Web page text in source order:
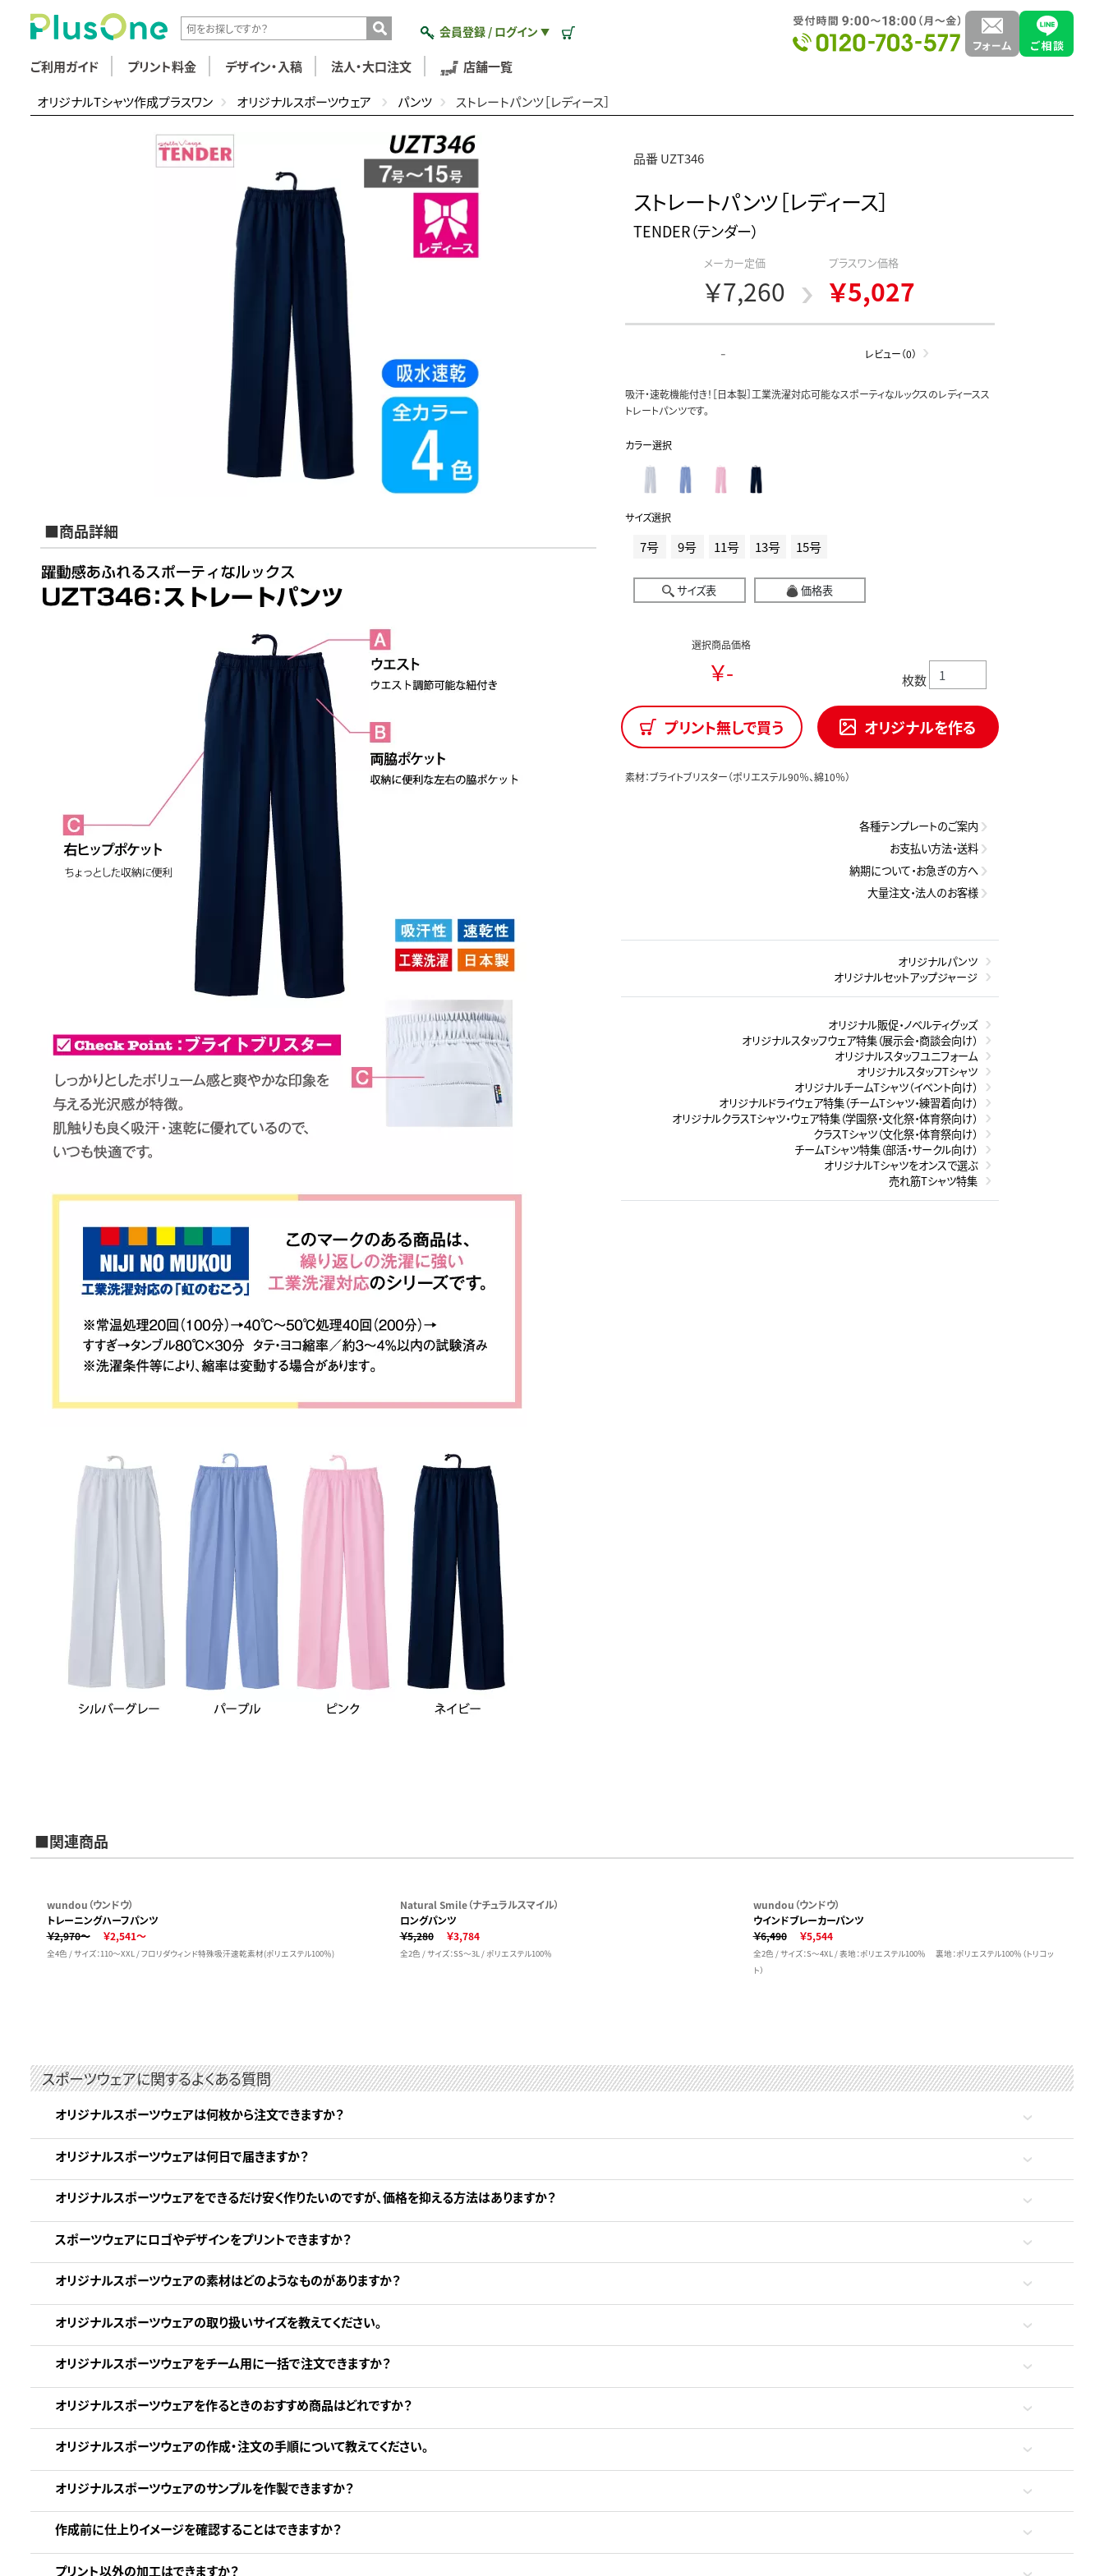
会員登録 / ログイン ▼
ご利用ガイド プリント料金 デザイン・入稿 法人・大口注文 店舗一覧
オリジナルTシャツ作成プラスワン オリジナルスポーツウェア パンツ ストレートパンツ［レディース］
■商品詳細
品番 UZT346
ストレートパンツ［レディース］
TENDER（テンダー）
メーカー定価
￥7,260
プラスワン価格
￥5,027
- レビュー（0）
吸汗・速乾機能付き！［日本製］工業洗濯対応可能なスポーティなルックスのレディースス
トレートパンツです。
カラー選択
サイズ選択
7号 9号 11号 13号 15号
サイズ表 価格表
選択商品価格
￥- 枚数
プリント無しで買う オリジナルを作る
素材：ブライトブリスター（ポリエステル90％、綿10％）
各種テンプレートのご案内
お支払い方法・送料
納期について・お急ぎの方へ
大量注文・法人のお客様
オリジナルパンツ
オリジナルセットアップジャージ
オリジナル販促・ノベルティグッズ
オリジナルスタッフウェア特集（展示会・商談会向け）
オリジナルスタッフユニフォーム
オリジナルスタッフTシャツ
オリジナルチームTシャツ（イベント向け）
オリジナルドライウェア特集（チームTシャツ・練習着向け）
オリジナルクラスTシャツ・ウェア特集（学園祭・文化祭・体育祭向け）
クラスTシャツ（文化祭・体育祭向け）
チームTシャツ特集（部活・サークル向け）
オリジナルTシャツをオンスで選ぶ
売れ筋Tシャツ特集
■関連商品
wundou（ウンドウ）
トレーニングハーフパンツ
￥2,970～
￥2,541～
全4色 / サイズ：110～XXL / フロリダウィンド特殊吸汗速乾素材(ポリエステル100％)
Natural Smile（ナチュラルスマイル）
ロングパンツ
￥5,280
￥3,784
全2色 / サイズ：SS～3L / ポリエステル100％
wundou（ウンドウ）
ウインドブレーカーパンツ
￥6,490
￥5,544
全2色 / サイズ：S～4XL / 表地：ポリエステル100％ 裏地：ポリエステル100％（トリコッ
ト）
スポーツウェアに関するよくある質問
オリジナルスポーツウェアは何枚から注文できますか？
オリジナルスポーツウェアは何日で届きますか？
オリジナルスポーツウェアをできるだけ安く作りたいのですが、価格を抑える方法はありますか？
スポーツウェアにロゴやデザインをプリントできますか？
オリジナルスポーツウェアの素材はどのようなものがありますか？
オリジナルスポーツウェアの取り扱いサイズを教えてください。
オリジナルスポーツウェアをチーム用に一括で注文できますか？
オリジナルスポーツウェアを作るときのおすすめ商品はどれですか？
オリジナルスポーツウェアの作成・注文の手順について教えてください。
オリジナルスポーツウェアのサンプルを作製できますか？
作成前に仕上りイメージを確認することはできますか？
プリント以外の加工はできますか？